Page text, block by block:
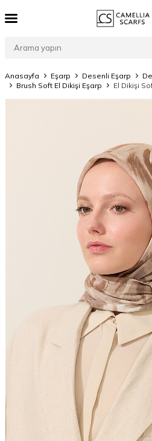
Anasayfa Eşarp Desenli Eşarp
Brush Soft El Dikişi Eşarp
El Dikişi